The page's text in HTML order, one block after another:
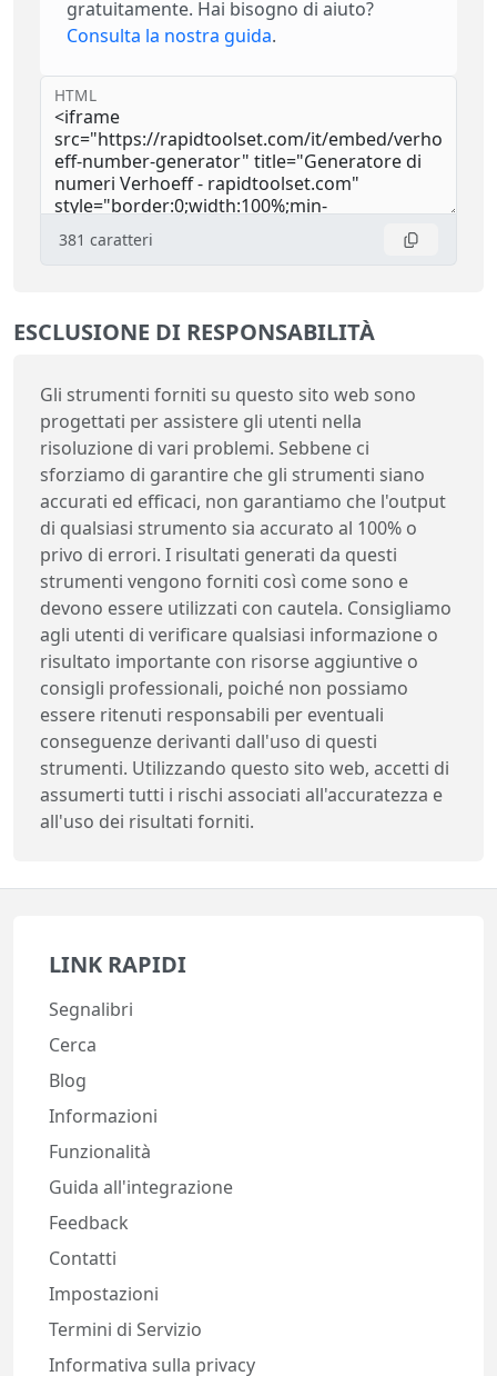
gratuitamente. Hai bisogno di aiuto?
Consulta la nostra guida.
HTML
381 caratteri
ESCLUSIONE DI RESPONSABILITÀ
Gli strumenti forniti su questo sito web sono
progettati per assistere gli utenti nella
risoluzione di vari problemi. Sebbene ci
sforziamo di garantire che gli strumenti siano
accurati ed efficaci, non garantiamo che l'output
di qualsiasi strumento sia accurato al 100% o
privo di errori. I risultati generati da questi
strumenti vengono forniti così come sono e
devono essere utilizzati con cautela. Consigliamo
agli utenti di verificare qualsiasi informazione o
risultato importante con risorse aggiuntive o
consigli professionali, poiché non possiamo
essere ritenuti responsabili per eventuali
conseguenze derivanti dall'uso di questi
strumenti. Utilizzando questo sito web, accetti di
assumerti tutti i rischi associati all'accuratezza e
all'uso dei risultati forniti.
LINK RAPIDI
Segnalibri
Cerca
Blog
Informazioni
Funzionalità
Guida all'integrazione
Feedback
Contatti
Impostazioni
Termini di Servizio
Informativa sulla privacy